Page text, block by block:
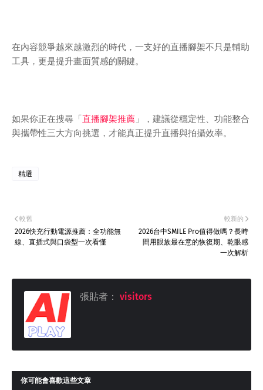
在內容競爭越來越激烈的時代，一支好的直播腳架不只是輔助
工具，更是提升畫面質感的關鍵。
如果你正在搜尋「直播腳架推薦 」，建議從穩定性、功能整合
與攜帶性三大方向挑選，才能真正提升直播與拍攝效率。
精選
較新的
2026台中SMILE Pro值得做嗎？長時
間用眼族最在意的恢復期、乾眼感
一次解析
較舊
2026快充行動電源推薦：全功能無
線、直插式與口袋型一次看懂
張貼者： visitors
你可能會喜歡這些文章